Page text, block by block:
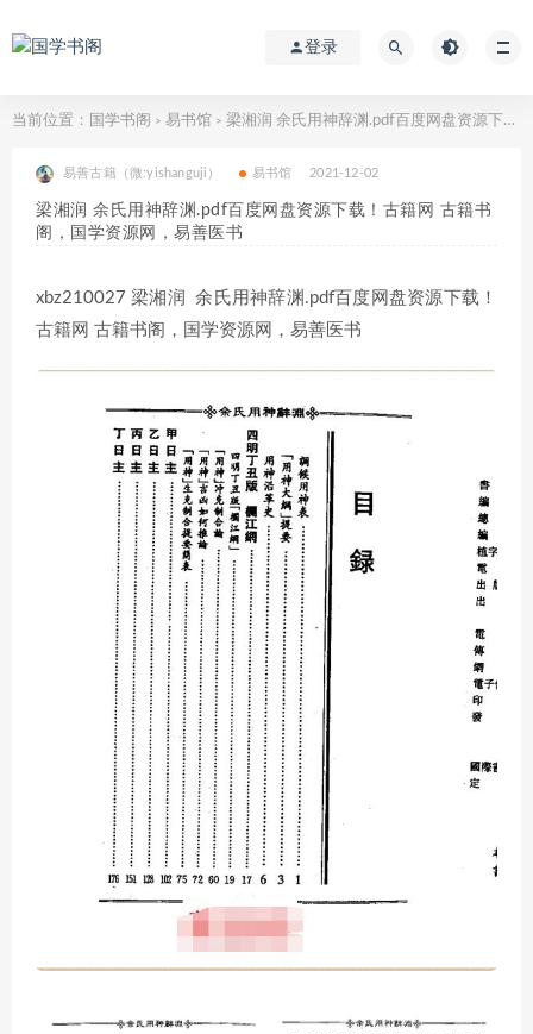
登录
当前位置： 国学书阁 > 易书馆 > 梁湘润 余氏用神辞渊.pdf百度网盘资源下载！古籍网 古籍书阁，国学资源网，易善医书
易善古籍（微:yishanguji） 易书馆 2021-12-02
梁湘润 余氏用神辞渊.pdf百度网盘资源下载！古籍网 古籍书
阁，国学资源网，易善医书
xbz210027 梁湘润 余氏用神辞渊.pdf百度网盘资源下载！
古籍网 古籍书阁，国学资源网，易善医书